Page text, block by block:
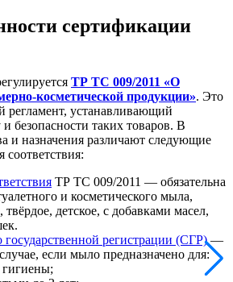
сертификации
ТР ТС 009/2011 «О
косметической продукции». Это
регламент, устанавливающий
и безопасности таких товаров. В
и назначения различают следующие
ТР ТС 009/2011 — обязательна
и косметического мыла,
детское, с добавками масел,
государственной регистрации (СГР)—
если мыло предназначено для: